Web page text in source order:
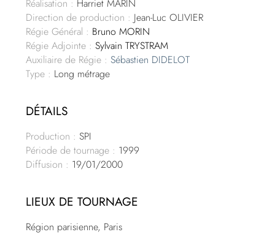
Réalisation : Harriet MARIN
Direction de production : Jean-Luc OLIVIER
Régie Général : Bruno MORIN
Régie Adjointe :Sylvain TRYSTRAM
Auxiliaire de Régie : Sébastien DIDELOT
Type : Long métrage
DÉTAILS
Production : SPI
Période de tournage : 1999
Diffusion : 19/01/2000
LIEUX DE TOURNAGE
Région parisienne, Paris